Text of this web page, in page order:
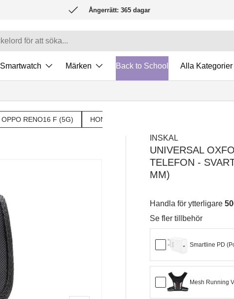
Ångerrätt: 365 dagar
Smartwatch Märken Back to School Alla Kategorier
OPPO RENO16 F (5G) HONOR MAGIC V6
INSKAL
UNIVERSAL
TELEFON -
MM)
Handla för ytterligare
Se fler tillbehör
Smartline PD
Mesh Running